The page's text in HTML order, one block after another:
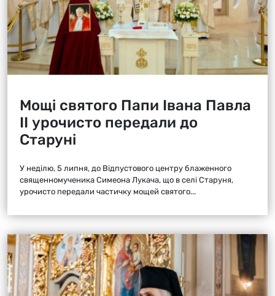
Мощі святого Папи Івана Павла
ІІ урочисто передали до
Старуні
У неділю, 5 липня, до Відпустового центру блаженного
священномученика Симеона Лукача, що в селі Старуня,
урочисто передали частичку мощей святого...